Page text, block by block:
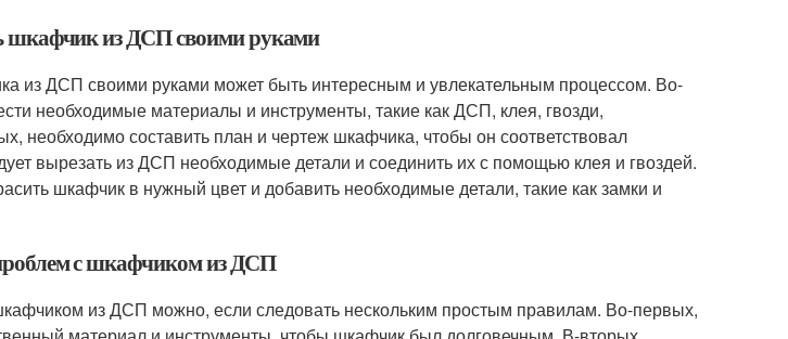
шкафчик из ДСП своими руками
из ДСП своими руками может быть интересным и увлекательным процессом. Во-
необходимые материалы и инструменты, такие как ДСП, клея, гвозди,
необходимо составить план и чертеж шкафчика, чтобы он соответствовал
вырезать из ДСП необходимые детали и соединить их с помощью клея и гвоздей.
шкафчик в нужный цвет и добавить необходимые детали, такие как замки и
с шкафчиком из ДСП
из ДСП можно, если следовать нескольким простым правилам. Во-первых,